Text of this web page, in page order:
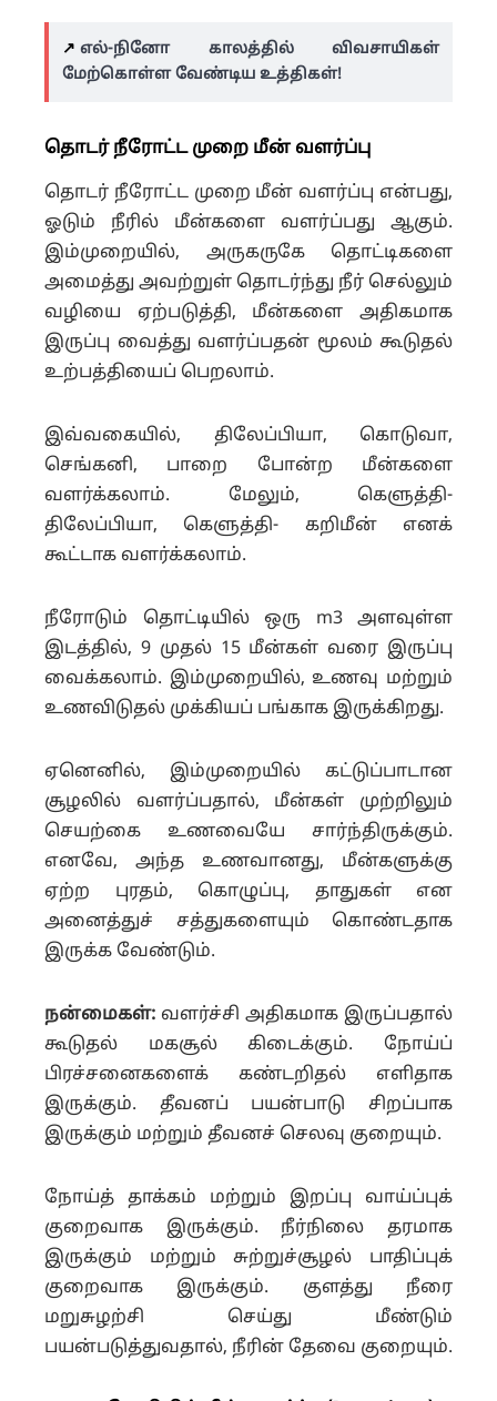
↗️ எல்-நினோ காலத்தில் விவசாயிகள்
மேற்கொள்ள வேண்டிய உத்திகள்!
தொடர் நீரோட்ட முறை மீன் வளர்ப்பு
தொடர் நீரோட்ட முறை மீன் வளர்ப்பு என்பது,
ஓடும் நீரில் மீன்களை வளர்ப்பது ஆகும்.
இம்முறையில், அருகருகே தொட்டிகளை
அமைத்து அவற்றுள் தொடர்ந்து நீர் செல்லும்
வழியை ஏற்படுத்தி, மீன்களை அதிகமாக
இருப்பு வைத்து வளர்ப்பதன் மூலம் கூடுதல்
உற்பத்தியைப் பெறலாம்.
இவ்வகையில், திலேப்பியா, கொடுவா,
செங்கனி, பாறை போன்ற மீன்களை
வளர்க்கலாம். மேலும், கெளுத்தி-
திலேப்பியா, கெளுத்தி- கறிமீன் எனக்
கூட்டாக வளர்க்கலாம்.
நீரோடும் தொட்டியில் ஒரு m3 அளவுள்ள
இடத்தில், 9 முதல் 15 மீன்கள் வரை இருப்பு
வைக்கலாம். இம்முறையில், உணவு மற்றும்
உணவிடுதல் முக்கியப் பங்காக இருக்கிறது.
ஏனெனில், இம்முறையில் கட்டுப்பாடான
சூழலில் வளர்ப்பதால், மீன்கள் முற்றிலும்
செயற்கை உணவையே சார்ந்திருக்கும்.
எனவே, அந்த உணவானது, மீன்களுக்கு
ஏற்ற புரதம், கொழுப்பு, தாதுகள் என
அனைத்துச் சத்துகளையும் கொண்டதாக
இருக்க வேண்டும்.
நன்மைகள்: வளர்ச்சி அதிகமாக இருப்பதால்
கூடுதல் மகசூல் கிடைக்கும். நோய்ப்
பிரச்சனைகளைக் கண்டறிதல் எளிதாக
இருக்கும். தீவனப் பயன்பாடு சிறப்பாக
இருக்கும் மற்றும் தீவனச் செலவு குறையும்.
நோய்த் தாக்கம் மற்றும் இறப்பு வாய்ப்புக்
குறைவாக இருக்கும். நீர்நிலை தரமாக
இருக்கும் மற்றும் சுற்றுச்சூழல் பாதிப்புக்
குறைவாக இருக்கும். குளத்து நீரை
மறுசுழற்சி செய்து மீண்டும்
பயன்படுத்துவதால், நீரின் தேவை குறையும்.